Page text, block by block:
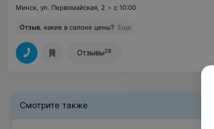
Минск, ул. Первомайская, 2 с 10:00
Отзыв. какие в салоне цены? Еще
Отзывы28
Смотрите также